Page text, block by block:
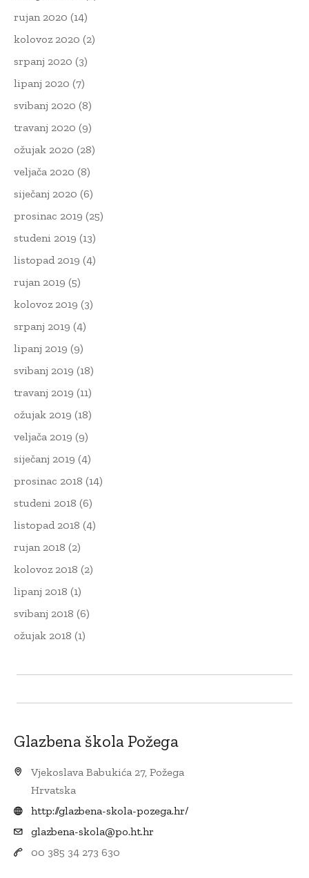
rujan 2020 (14)
kolovoz 2020 (2)
srpanj 2020 (3)
lipanj 2020 (7)
svibanj 2020 (8)
travanj 2020 (9)
ožujak 2020 (28)
veljača 2020 (8)
siječanj 2020 (6)
prosinac 2019 (25)
studeni 2019 (13)
listopad 2019 (4)
rujan 2019 (5)
kolovoz 2019 (3)
srpanj 2019 (4)
lipanj 2019 (9)
svibanj 2019 (18)
travanj 2019 (11)
ožujak 2019 (18)
veljača 2019 (9)
siječanj 2019 (4)
prosinac 2018 (14)
studeni 2018 (6)
listopad 2018 (4)
rujan 2018 (2)
kolovoz 2018 (2)
lipanj 2018 (1)
svibanj 2018 (6)
ožujak 2018 (1)
Glazbena škola Požega
Vjekoslava Babukića 27, Požega
Hrvatska
http://glazbena-skola-pozega.hr/
glazbena-skola@po.ht.hr
00 385 34 273 630